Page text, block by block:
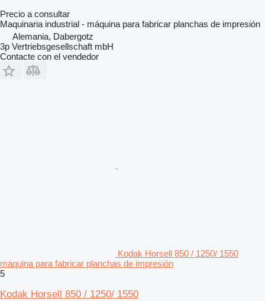
Precio a consultar
Maquinaria industrial - máquina para fabricar planchas de impresión
Alemania, Dabergotz
3p Vertriebsgesellschaft mbH
Contacte con el vendedor
Kodak Horsell 850 / 1250/ 1550
máquina para fabricar planchas de impresión
5
Kodak Horsell 850 / 1250/ 1550